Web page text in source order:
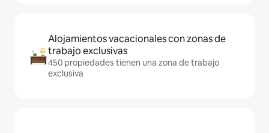
Alojamientos vacacionales con zonas de
trabajo exclusivas
450 propiedades tienen una zona de trabajo
exclusiva